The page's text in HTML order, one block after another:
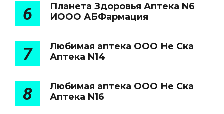
6
Планета Здоровья Аптека N6
ИООО АБФармация
7
Любимая аптека ООО Не Ска
Аптека N14
8
Любимая аптека ООО Не Ска
Аптека N16